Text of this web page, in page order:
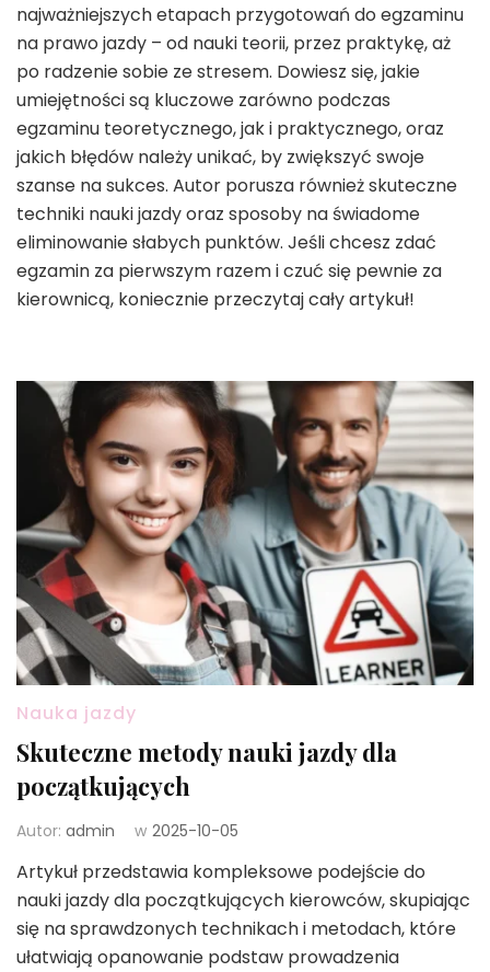
najważniejszych etapach przygotowań do egzaminu
na prawo jazdy – od nauki teorii, przez praktykę, aż
po radzenie sobie ze stresem. Dowiesz się, jakie
umiejętności są kluczowe zarówno podczas
egzaminu teoretycznego, jak i praktycznego, oraz
jakich błędów należy unikać, by zwiększyć swoje
szanse na sukces. Autor porusza również skuteczne
techniki nauki jazdy oraz sposoby na świadome
eliminowanie słabych punktów. Jeśli chcesz zdać
egzamin za pierwszym razem i czuć się pewnie za
kierownicą, koniecznie przeczytaj cały artykuł!
Nauka jazdy
Skuteczne metody nauki jazdy dla
początkujących
Autor: admin w 2025-10-05
Artykuł przedstawia kompleksowe podejście do
nauki jazdy dla początkujących kierowców, skupiając
się na sprawdzonych technikach i metodach, które
ułatwiają opanowanie podstaw prowadzenia